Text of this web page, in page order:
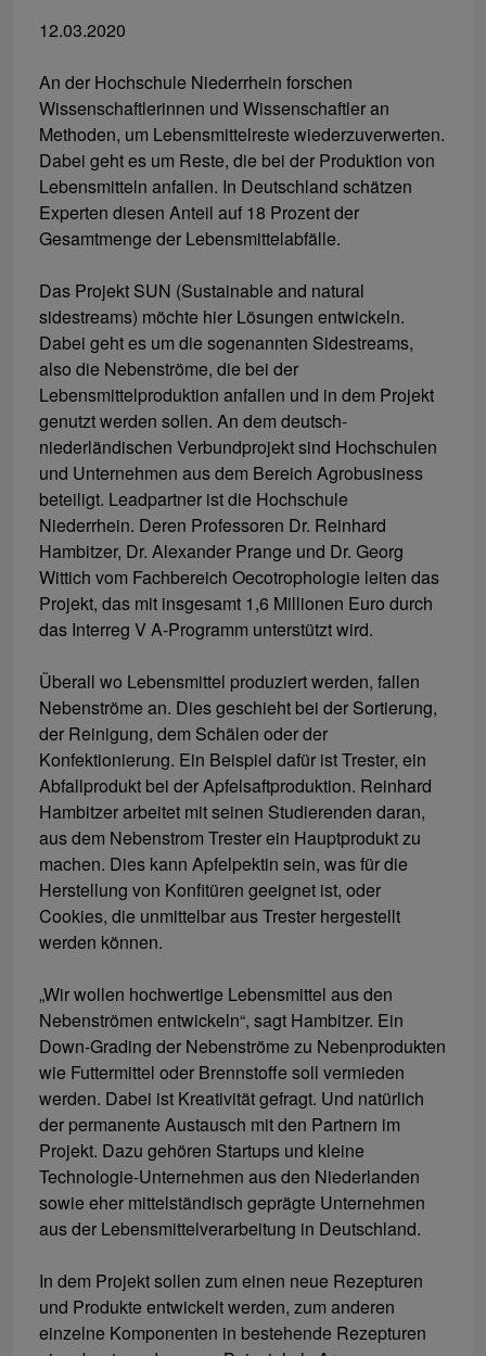
12.03.2020
An der Hochschule Niederrhein forschen
Wissenschaftlerinnen und Wissenschaftler an
Methoden, um Lebensmittelreste wiederzuverwerten.
Dabei geht es um Reste, die bei der Produktion von
Lebensmitteln anfallen. In Deutschland schätzen
Experten diesen Anteil auf 18 Prozent der
Gesamtmenge der Lebensmittelabfälle.
Das Projekt SUN (Sustainable and natural
sidestreams) möchte hier Lösungen entwickeln.
Dabei geht es um die sogenannten Sidestreams,
also die Nebenströme, die bei der
Lebensmittelproduktion anfallen und in dem Projekt
genutzt werden sollen. An dem deutsch-
niederländischen Verbundprojekt sind Hochschulen
und Unternehmen aus dem Bereich Agrobusiness
beteiligt. Leadpartner ist die Hochschule
Niederrhein. Deren Professoren Dr. Reinhard
Hambitzer, Dr. Alexander Prange und Dr. Georg
Wittich vom Fachbereich Oecotrophologie leiten das
Projekt, das mit insgesamt 1,6 Millionen Euro durch
das Interreg V A-Programm unterstützt wird.
Überall wo Lebensmittel produziert werden, fallen
Nebenströme an. Dies geschieht bei der Sortierung,
der Reinigung, dem Schälen oder der
Konfektionierung. Ein Beispiel dafür ist Trester, ein
Abfallprodukt bei der Apfelsaftproduktion. Reinhard
Hambitzer arbeitet mit seinen Studierenden daran,
aus dem Nebenstrom Trester ein Hauptprodukt zu
machen. Dies kann Apfelpektin sein, was für die
Herstellung von Konfitüren geeignet ist, oder
Cookies, die unmittelbar aus Trester hergestellt
werden können.
„Wir wollen hochwertige Lebensmittel aus den
Nebenströmen entwickeln“, sagt Hambitzer. Ein
Down-Grading der Nebenströme zu Nebenprodukten
wie Futtermittel oder Brennstoffe soll vermieden
werden. Dabei ist Kreativität gefragt. Und natürlich
der permanente Austausch mit den Partnern im
Projekt. Dazu gehören Startups und kleine
Technologie-Unternehmen aus den Niederlanden
sowie eher mittelständisch geprägte Unternehmen
aus der Lebensmittelverarbeitung in Deutschland.
In dem Projekt sollen zum einen neue Rezepturen
und Produkte entwickelt werden, zum anderen
einzelne Komponenten in bestehende Rezepturen